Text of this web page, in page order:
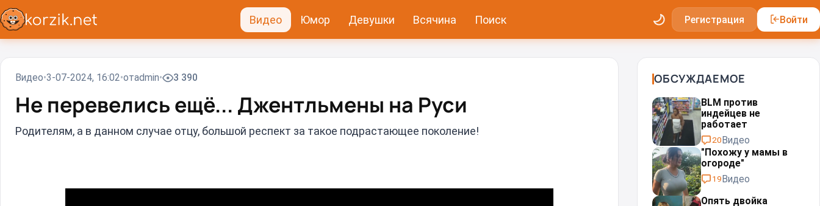
Видео Юмор Девушки Всячина Поиск Регистрация Войти
Видео 3-07-2024, 16:02 отadmin 3 390
Не перевелись ещё... Джентльмены на Руси
Родителям, а в данном случае отцу, большой респект за такое подрастающее поколение!
ОБСУЖДАЕМОЕ
BLM против
индейцев не
работает
20Видео
"Похожу у мамы в
огороде"
19Видео
Опять двойка